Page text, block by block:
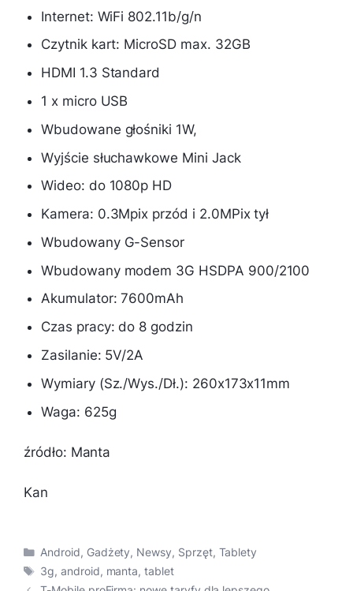
Internet: WiFi 802.11b/g/n
Czytnik kart: MicroSD max. 32GB
HDMI 1.3 Standard
1 x micro USB
Wbudowane głośniki 1W,
Wyjście słuchawkowe Mini Jack
Wideo: do 1080p HD
Kamera: 0.3Mpix przód i 2.0MPix tył
Wbudowany G-Sensor
Wbudowany modem 3G HSDPA 900/2100
Akumulator: 7600mAh
Czas pracy: do 8 godzin
Zasilanie: 5V/2A
Wymiary (Sz./Wys./Dł.): 260x173x11mm
Waga: 625g
źródło: Manta
Kan
Kategorie
Android, Gadżety, Newsy, Sprzęt, Tablety
Tagi
3g, android, manta,tablet